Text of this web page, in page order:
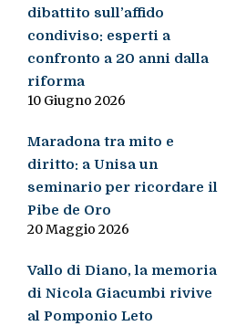
dibattito sull’affido
condiviso: esperti a
confronto a 20 anni dalla
riforma
10 Giugno 2026
Maradona tra mito e
diritto: a Unisa un
seminario per ricordare il
Pibe de Oro
20 Maggio 2026
Vallo di Diano, la memoria
di Nicola Giacumbi rivive
al Pomponio Leto